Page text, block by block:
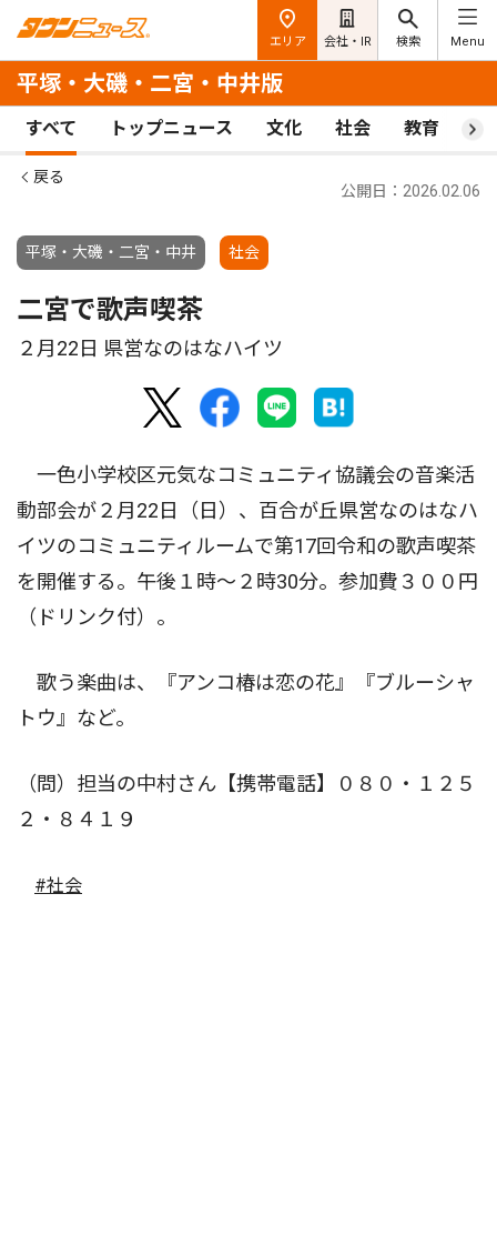
エリア 会社・IR 検索 Menu
平塚・大磯・二宮・中井版
すべて トップニュース 文化 社会 教育 ス
戻る
平塚・大磯・二宮・中井 社会
公開日：2026.02.06
二宮で歌声喫茶
２月22日 県営なのはなハイツ
一色小学校区元気なコミュニティ協議会の音楽活
動部会が２月22日（日）、百合が丘県営なのはなハ
イツのコミュニティルームで第17回令和の歌声喫茶
を開催する。午後１時〜２時30分。参加費３００円
（ドリンク付）。
歌う楽曲は、『アンコ椿は恋の花』『ブルーシャ
トウ』など。
（問）担当の中村さん【携帯電話】０８０・１２５
２・８４１９
#社会